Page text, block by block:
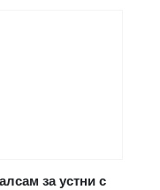
за устни с